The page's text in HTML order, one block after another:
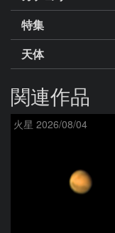
特集
天体
関連作品
火星 2026/08/04